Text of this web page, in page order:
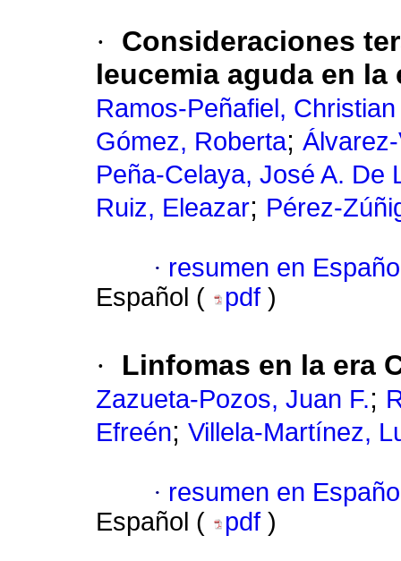
·
Consideraciones
leucemia aguda en la
Ramos-Peñafiel,
Gómez, Roberta;
Peña-Celaya, José A. De
Ruiz, Eleazar; Pérez-
· resumen en
Español (
pdf )
· Linfomas en la era
Zazueta-Pozos, Juan F.;
Efreén; Villela-Martínez,
· resumen en
Español (
pdf )